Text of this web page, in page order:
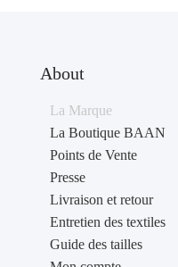
About
La Marque
La Boutique BAAN
Points de Vente
Presse
Livraison et retour
Entretien des textiles
Guide des tailles